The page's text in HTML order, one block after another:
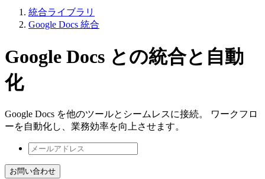
統合ライブラリ
Google Docs 統合
Google Docs との統合と自動
化
Google Docs を他のツールとシームレスに接続。 ワークフロ
ーを自動化し、業務効率を向上させます。
お問い合わせ